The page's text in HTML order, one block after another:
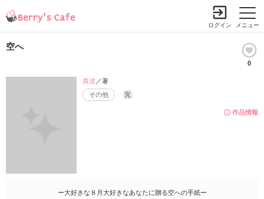
メニュー
ログイン
空へ
0
作品情報
その他 完
真波 ／著
ー大好きな８月大好きなあなたに贈る空への手紙ー